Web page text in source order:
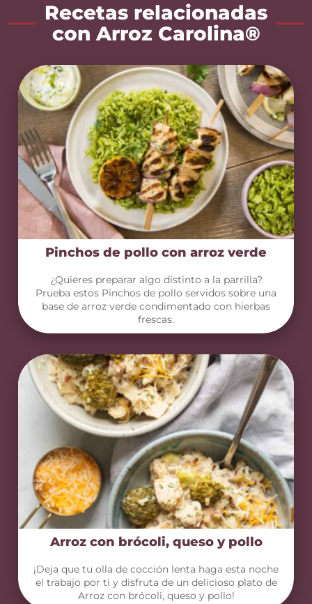
Recetas relacionadas
con Arroz Carolina®
Pinchos de pollo con arroz verde
¿Quieres preparar algo distinto a la parrilla?
Prueba estos Pinchos de pollo servidos sobre una
base de arroz verde condimentado con hierbas
frescas.
Arroz con brócoli, queso y pollo
¡Deja que tu olla de cocción lenta haga esta noche
el trabajo por ti y disfruta de un delicioso plato de
Arroz con brócoli, queso y pollo!